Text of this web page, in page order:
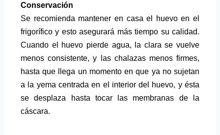
Conservación
Se recomienda mantener en casa el huevo en el
frigorífico y esto asegurará más tiempo su calidad.
Cuando el huevo pierde agua, la clara se vuelve
menos consistente, y las chalazas menos firmes,
hasta que llega un momento en que ya no sujetan
a la yema centrada en el interior del huevo, y ésta
se desplaza hasta tocar las membranas de la
cáscara.